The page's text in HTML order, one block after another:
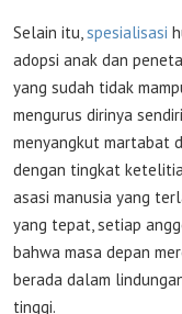
Selain itu,spesialisasi
adopsi anak dan
yang sudah tidak
mengurus dirinya
menyangkut martabat
dengan tingkat
asasi manusia yang
yang tepat, setiap
bahwa masa depan
berada dalam
tinggi.